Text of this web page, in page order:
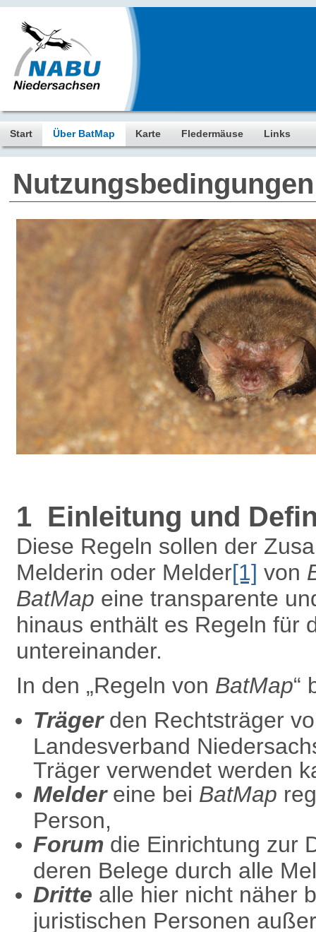
Start Über BatMap Karte Fledermäuse Links
Nutzungsbedingungen
1 Einleitung und
Diese Regeln sollen der
Melderin oder Melder[1] von
BatMap eine transparente
hinaus enthält es Regeln für
untereinander.
In den „Regeln von BatMap“
Trägerden Rechtsträger
Landesverband
Träger verwendet werden
Meldereine bei BatMap
Person,
Forum die Einrichtung zur
deren Belege durch alle
Dritte alle hier nicht näher
juristischen Personen